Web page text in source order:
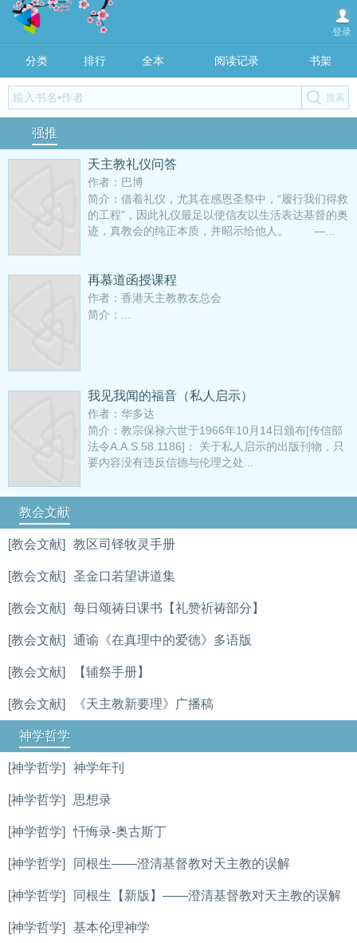
登录
分类 排行 全本 阅读记录 书架
强推
天主教礼仪问答
作者：巴博
简介：借着礼仪，尤其在感恩圣祭中，“履行我们得救
的工程”，因此礼仪最足以使信友以生活表达基督的奥
迹，真教会的纯正本质，并昭示给他人。 —...
再慕道函授课程
作者：香港天主教教友总会
简介：...
我见我闻的福音（私人启示）
作者：华多达
简介：教宗保禄六世于1966年10月14日颁布[传信部
法令A.A.S.58.1186]： 关于私人启示的出版刊物，只
要内容没有违反信德与伦理之处...
教会文献
[教会文献] 教区司铎牧灵手册
[教会文献] 圣金口若望讲道集
[教会文献] 每日颂祷日课书【礼赞祈祷部分】
[教会文献] 通谕《在真理中的爱德》多语版
[教会文献] 【辅祭手册】
[教会文献] 《天主教新要理》广播稿
神学哲学
[神学哲学] 神学年刊
[神学哲学] 思想录
[神学哲学] 忏悔录-奥古斯丁
[神学哲学] 同根生——澄清基督教对天主教的误解
[神学哲学] 同根生【新版】——澄清基督教对天主教的误解
[神学哲学] 基本伦理神学